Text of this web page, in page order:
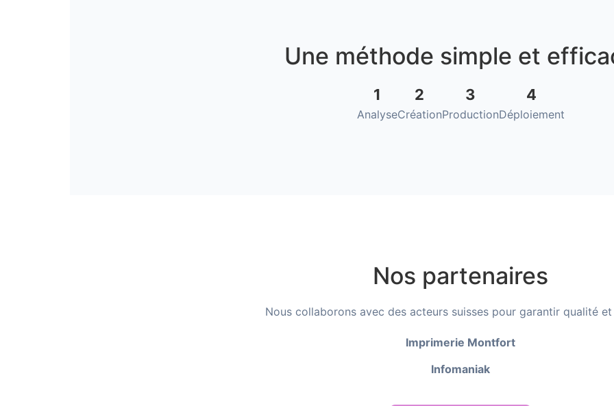
Une méthode simple et
1
Analyse
2
Création
3
Production
4
Déploiement
Nos partenaires
Nous collaborons avec des acteurs suisses pour garantir qualité
Imprimerie Montfort
Infomaniak